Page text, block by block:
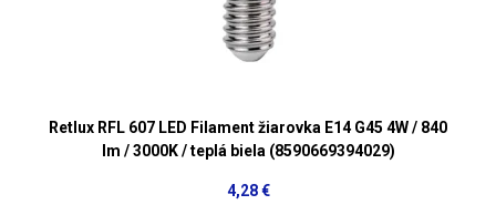
Retlux RFL 607 LED Filament žiarovka E14 G45 4W / 840
lm / 3000K / teplá biela (8590669394029)
4,28 €